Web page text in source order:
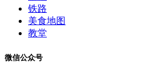
铁路
美食地图
教堂
微信公众号